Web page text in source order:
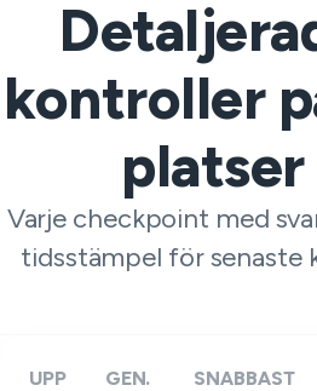
kontroller
platser
Varje checkpoint med
tidsstämpel för senaste
UPP
GEN.
SNABBAST